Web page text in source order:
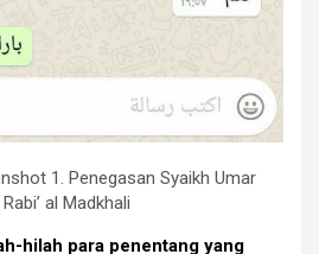
1. Penegasan Syaikh Umar
al Madkhali
hilah para penentang yang